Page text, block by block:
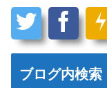
ブログ内検索